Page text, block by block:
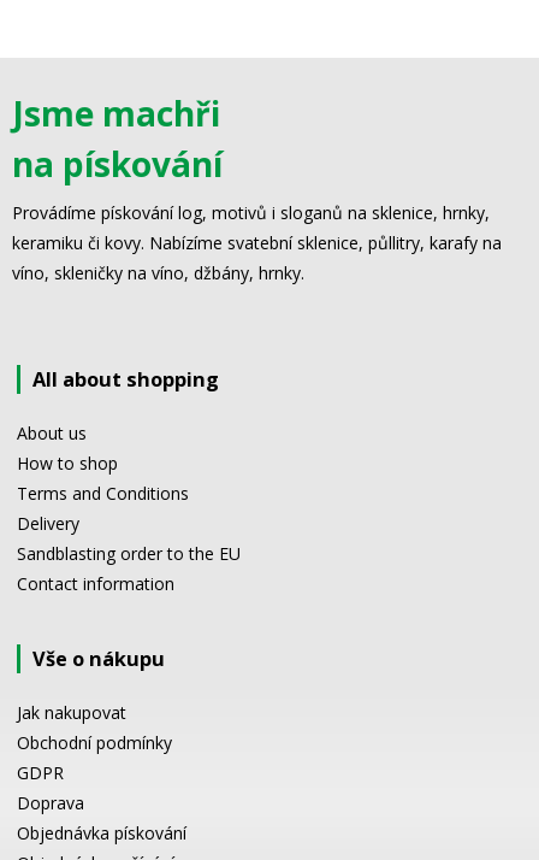
Jsme machři
na pískování
Provádíme pískování log, motivů i sloganů na sklenice, hrnky,
keramiku či kovy. Nabízíme svatební sklenice, půllitry, karafy na
víno, skleničky na víno, džbány, hrnky.
All about shopping
About us
How to shop
Terms and Conditions
Delivery
Sandblasting order to the EU
Contact information
Vše o nákupu
Jak nakupovat
Obchodní podmínky
GDPR
Doprava
Objednávka pískování